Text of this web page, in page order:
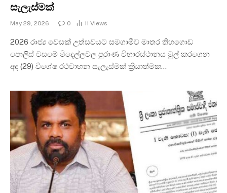
සැලැස්මක්
May 29, 2026 0 11 Views
2026 රාජ්‍ය වෙසක් උත්සවයට සමගාමීව මාතර තිහගොඩ
පොලිස් වසමේ මිදෙල්ලවල පුරාණ විහාරස්ථානය මුල් කරගෙන
අද (29) විශේෂ රථවාහන සැලැස්මක් ක්‍රියාත්මක…